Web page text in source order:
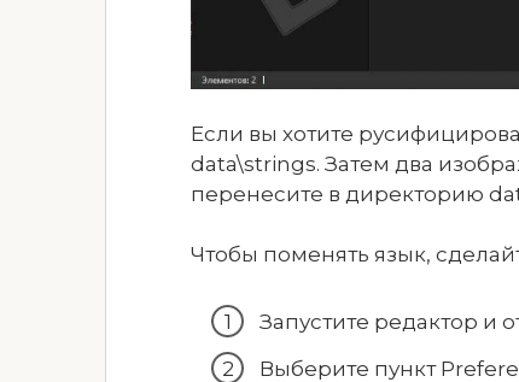
Если вы хотите
data\strings. Затем два
перенесите в директорию
Чтобы поменять язык,
Запустите редактор и
Выберите пункт